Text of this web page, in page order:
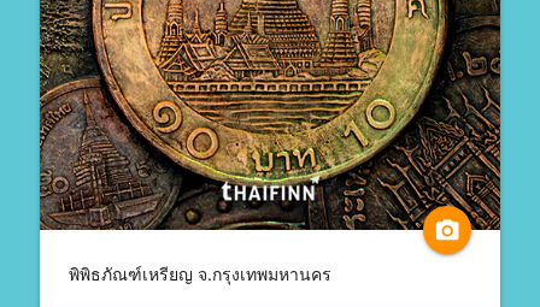
camera_alt
พิพิธภัณฑ์เหรียญ จ.กรุงเทพมหานคร